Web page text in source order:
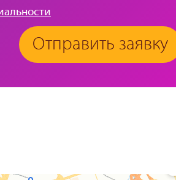
Отправить заявку